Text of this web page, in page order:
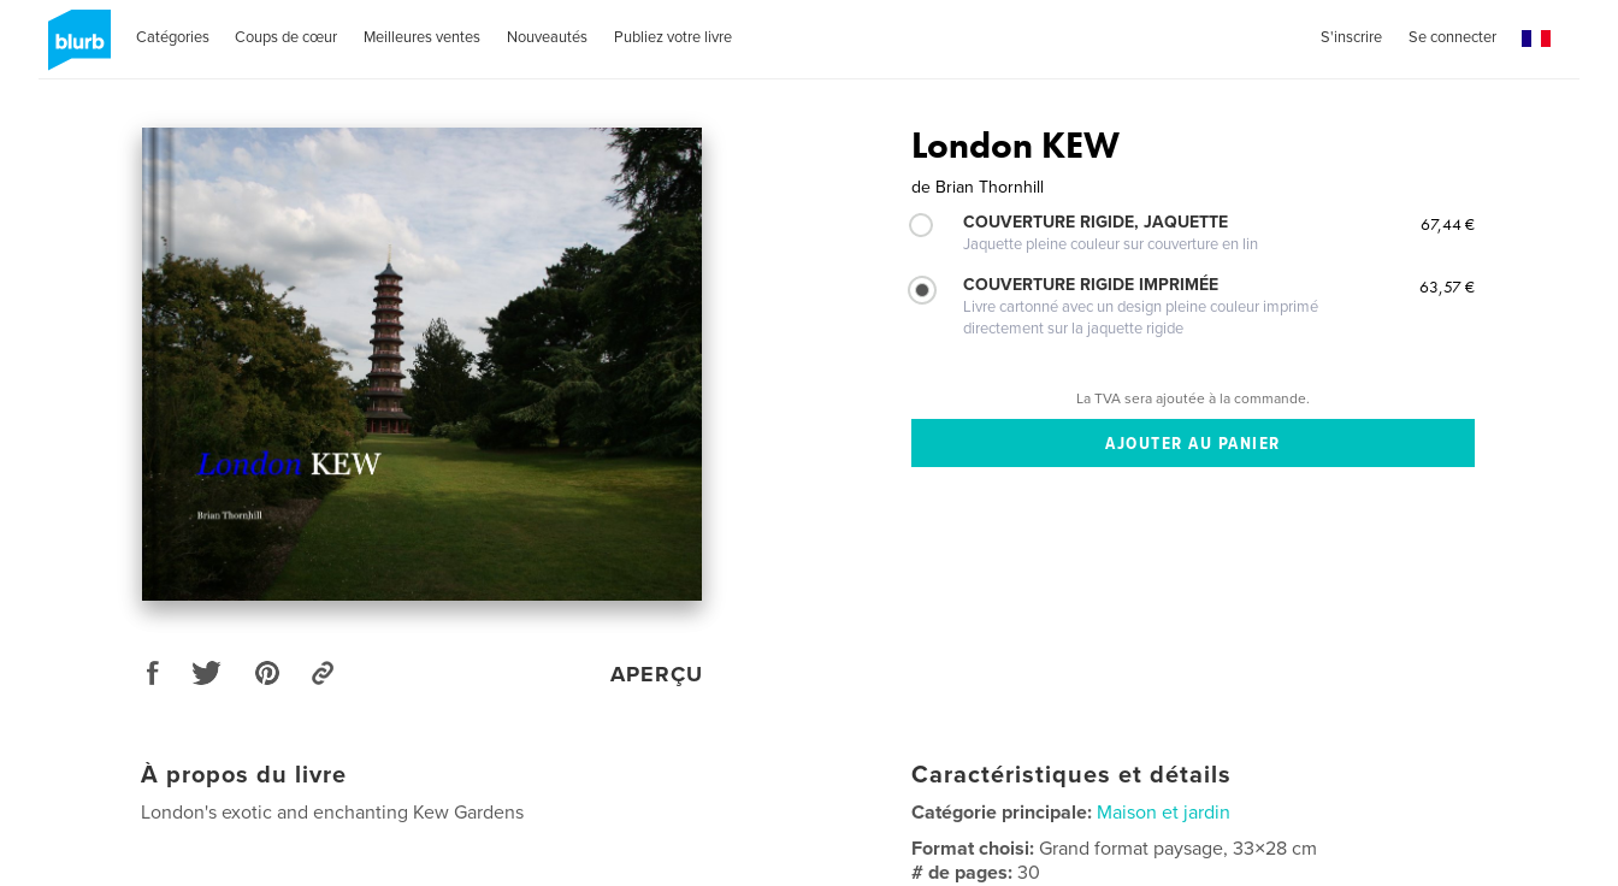
Catégories Coups de cœur Meilleures ventes Nouveautés Publiez votre livre S'inscrire Se connecter
APERÇU
London KEW
de Brian Thornhill
COUVERTURE RIGIDE, JAQUETTE
Jaquette pleine couleur sur couverture en lin
67,44 €
COUVERTURE RIGIDE IMPRIMÉE
Livre cartonné avec un design pleine couleur imprimé
directement sur la jaquette rigide
63,57 €
La TVA sera ajoutée à la commande.
À propos du livre
London's exotic and enchanting Kew Gardens
Caractéristiques et détails
Catégorie principale: Maison et jardin
Format choisi: Grand format paysage, 33×28 cm
# de pages:30